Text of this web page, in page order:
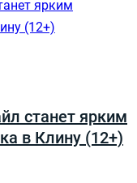
станет ярким
в Клину (12+)